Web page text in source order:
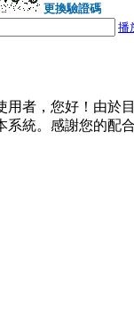
更換驗證碼
播
用者，您好！由於
系統。感謝您的配合